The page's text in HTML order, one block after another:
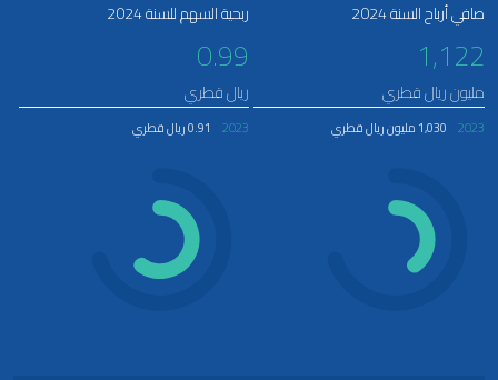
صافي أرباح السنة 2024
1,122
مليون ريال قطري
2023 1,030 مليون ريال قطري
ربحية السهم للسنة 2024
0.99
ريال قطري
2023 0.91 ريال قطري